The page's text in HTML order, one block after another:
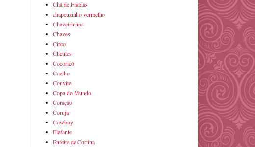
Chá de Fraldas
chapeuzinho vermelho
Chaveirinhos
Chaves
Circo
Clientes
Cocoricó
Coelho
Convite
Copa do Mundo
Coração
Coruja
Cowboy
Elefante
Enfeite de Cortina